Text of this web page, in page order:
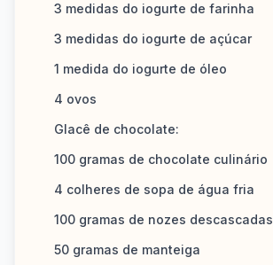
3 medidas do iogurte de farinha
3 medidas do iogurte de açúcar
1 medida do iogurte de óleo
4 ovos
Glacê de chocolate:
100 gramas de chocolate culinário
4 colheres de sopa de água fria
100 gramas de nozes descascadas
50 gramas de manteiga